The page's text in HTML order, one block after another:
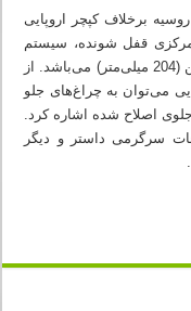
برخلاف کپچر اروپایی
قفل شونده، سیستم
تعلیق هوی دیوتی و ارتفاع بیشتر از سطح زمین (204 میلی‌متر) می‌باشد. از
می‌توان به چراغ‌های جلو
اصلاح شده اشاره کرد.
سرگرمی داستر و دیگر